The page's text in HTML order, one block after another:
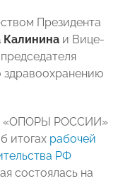
Президента
Калинина и Вице-
«ОПОРЫ РОССИИ»
итогах рабочей
РФ
состоялась на